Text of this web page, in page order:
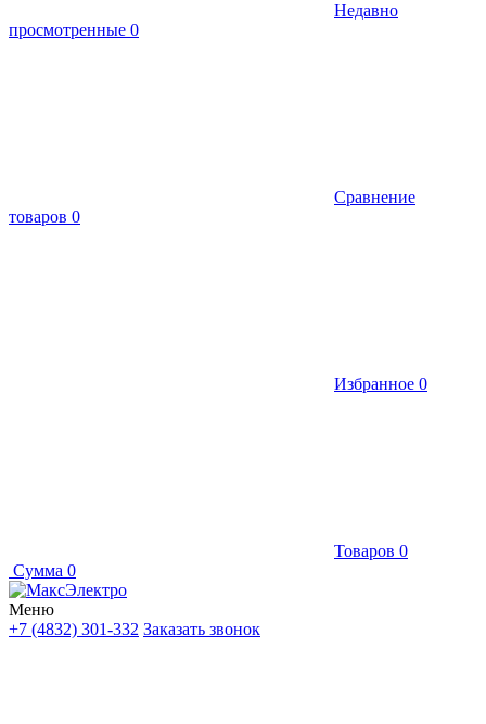
Недавно
просмотренные 0
Сравнение
товаров 0
Избранное 0
Товаров 0
Сумма 0
Меню
+7 (4832) 301-332 Заказать звонок